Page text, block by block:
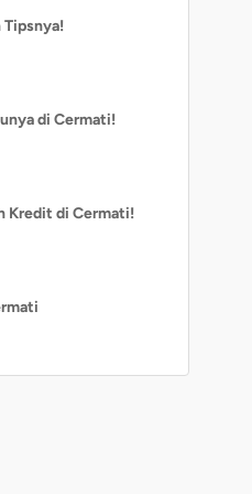
Tipsnya!
di Cermati!
Kredit di Cermati!